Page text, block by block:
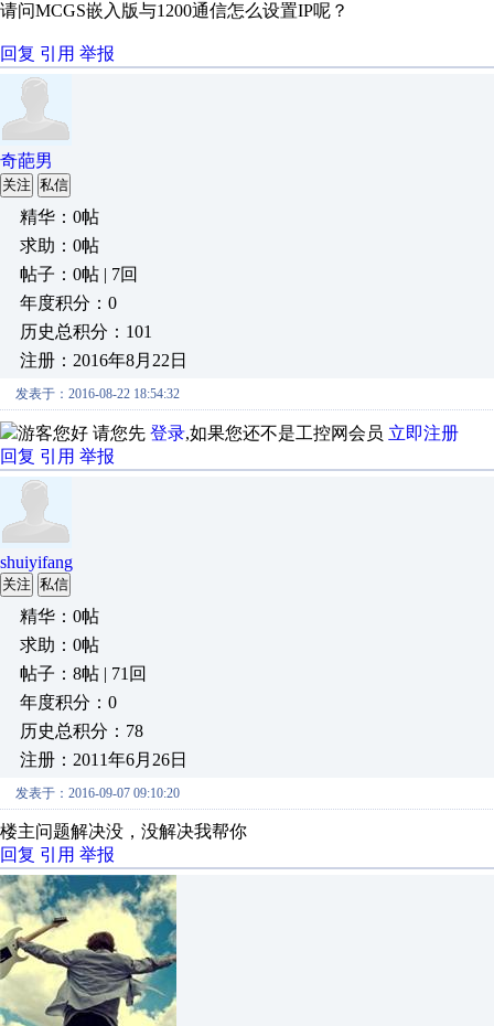
请问MCGS嵌入版与1200通信怎么设置IP呢？
回复 引用 举报
奇葩男
关注 私信
精华：0帖
求助：0帖
帖子：0帖 | 7回
年度积分：0
历史总积分：101
注册：2016年8月22日
发表于：2016-08-22 18:54:32
游客您好 请您先 登录,如果您还不是工控网会员 立即注册
回复 引用 举报
shuiyifang
关注 私信
精华：0帖
求助：0帖
帖子：8帖 | 71回
年度积分：0
历史总积分：78
注册：2011年6月26日
发表于：2016-09-07 09:10:20
楼主问题解决没，没解决我帮你
回复 引用 举报